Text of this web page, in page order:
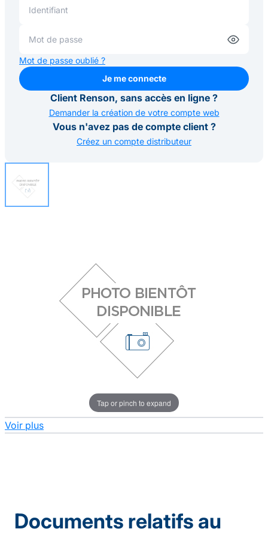
Tap or pinch to expand
Voir plus
Mot de passe oublié ?
Je me connecte
Je me connecte
Client Renson, sans accès en ligne ?
Demander la création de votre compte web
Vous n'avez pas de compte client ?
Créez un compte distributeur
Documents relatifs au